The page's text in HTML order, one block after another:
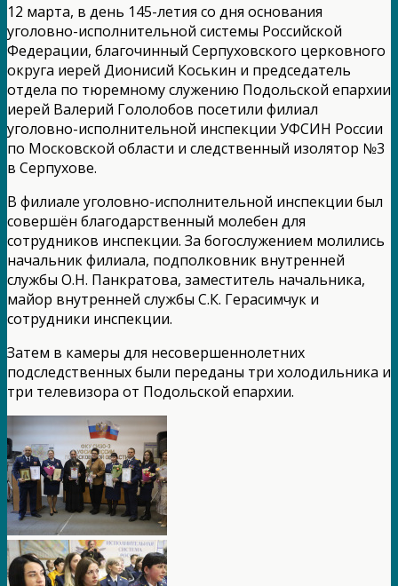
12 марта, в день 145-летия со дня основания
уголовно-исполнительной системы Российской
Федерации, благочинный Серпуховского церковного
округа иерей Дионисий Коськин и председатель
отдела по тюремному служению Подольской епархии
иерей Валерий Гололобов посетили филиал
уголовно-исполнительной инспекции УФСИН России
по Московской области и следственный изолятор №3
в Серпухове.
В филиале уголовно-исполнительной инспекции был
совершён благодарственный молебен для
сотрудников инспекции. За богослужением молились
начальник филиала, подполковник внутренней
службы О.Н. Панкратова, заместитель начальника,
майор внутренней службы С.К. Герасимчук и
сотрудники инспекции.
Затем в камеры для несовершеннолетних
подследственных были переданы три холодильника и
три телевизора от Подольской епархии.